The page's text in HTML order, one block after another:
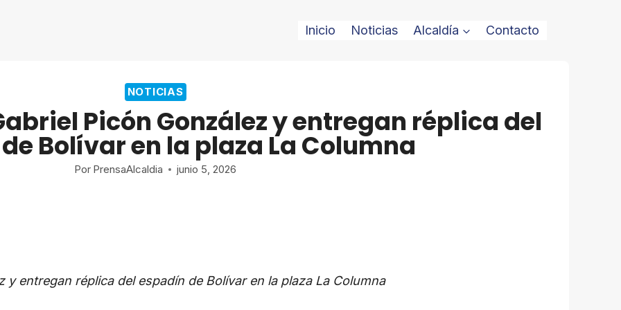
Inicio Noticias Alcaldía Contacto
NOTICIAS
Picón González y entregan réplica del
Bolívar en la plaza La Columna
Por PrensaAlcaldia junio 5, 2026
y entregan réplica del espadín de Bolívar en la plaza La Columna